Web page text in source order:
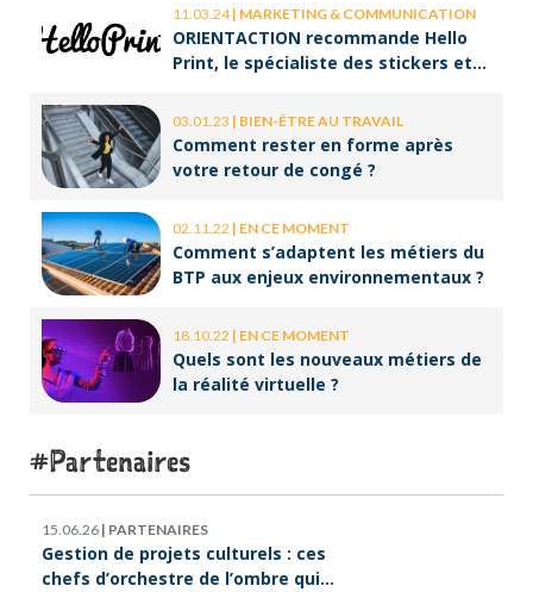
11.03.24| MARKETING & COMMUNICATION
ORIENTACTION recommande Hello
Print, le spécialiste des stickers et
03.01.23 | BIEN-ÊTRE AU TRAVAIL
Comment rester en forme après
votre retour de congé ?
02.11.22 | EN CE MOMENT
Comment s’adaptent les métiers du
BTP aux enjeux environnementaux ?
18.10.22 | EN CE MOMENT
Quels sont les nouveaux métiers de
la réalité virtuelle ?
Partenaires
15.06.26 | PARTENAIRES
Gestion de projets culturels : ces
chefs d’orchestre de l’ombre qui